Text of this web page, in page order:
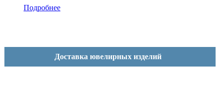
Подробнее
Доставка ювелирных изделий